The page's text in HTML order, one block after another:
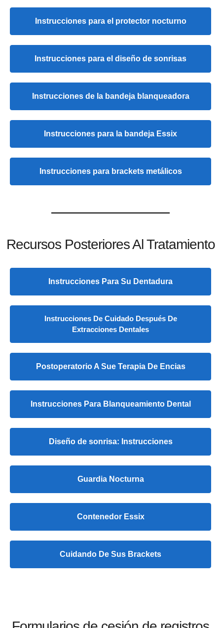
Instrucciones para el protector nocturno
Instrucciones para el diseño de sonrisas
Instrucciones de la bandeja blanqueadora
Instrucciones para la bandeja Essix
Instrucciones para brackets metálicos
Recursos Posteriores Al Tratamiento
Instrucciones Para Su Dentadura
Instrucciones De Cuidado Después De
Extracciones Dentales
Postoperatorio A Sue Terapia De Encias
Instrucciones Para Blanqueamiento Dental
Diseño de sonrisa: Instrucciones
Guardia Nocturna
Contenedor Essix
Cuidando De Sus Brackets